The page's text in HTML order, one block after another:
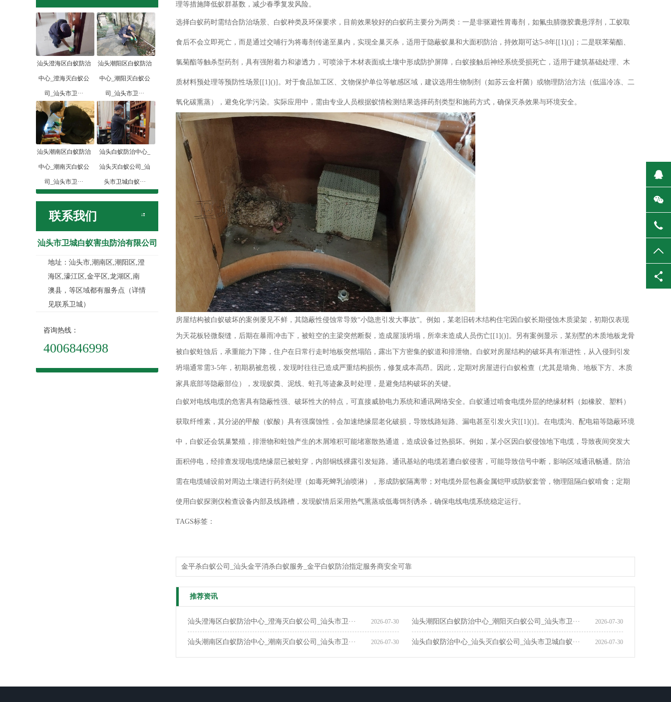
汕头澄海区白蚁防治
中心_澄海灭白蚁公
司_汕头市卫···
汕头潮阳区白蚁防治
中心_潮阳灭白蚁公
司_汕头市卫···
汕头潮南区白蚁防治
中心_潮南灭白蚁公
司_汕头市卫···
汕头白蚁防治中心_
汕头灭白蚁公司_汕
头市卫城白蚁···
联系我们
汕头市卫城白蚁害虫防治有限公司
地址：汕头市,潮南区,潮阳区,澄
海区,濠江区,金平区,龙湖区,南
澳县，等区域都有服务点（详情
见联系卫城）
咨询热线：
4006846998
理等措施降低蚁群基数，减少春季复发风险。
选择白蚁药时需结合防治场景、白蚁种类及环保要求，目前效果较好的白蚁药主要分为两类：一是非驱避性胃毒剂，如氟虫腈微胶囊悬浮剂，工蚁取
食后不会立即死亡，而是通过交哺行为将毒剂传递至巢内，实现全巢灭杀，适用于隐蔽蚁巢和大面积防治，持效期可达5-8年[[1]()]；二是联苯菊酯、
氯菊酯等触杀型药剂，具有强附着力和渗透力，可喷涂于木材表面或土壤中形成防护屏障，白蚁接触后神经系统受损死亡，适用于建筑基础处理、木
质材料预处理等预防性场景[[1]()]。对于食品加工区、文物保护单位等敏感区域，建议选用生物制剂（如苏云金杆菌）或物理防治方法（低温冷冻、二
氧化碳熏蒸），避免化学污染。实际应用中，需由专业人员根据蚁情检测结果选择药剂类型和施药方式，确保灭杀效果与环境安全。
房屋结构被白蚁破坏的案例屡见不鲜，其隐蔽性侵蚀常导致“小隐患引发大事故”。例如，某老旧砖木结构住宅因白蚁长期侵蚀木质梁架，初期仅表现
为天花板轻微裂缝，后期在暴雨冲击下，被蛀空的主梁突然断裂，造成屋顶坍塌，所幸未造成人员伤亡[[1]()]。另有案例显示，某别墅的木质地板龙骨
被白蚁蛀蚀后，承重能力下降，住户在日常行走时地板突然塌陷，露出下方密集的蚁道和排泄物。白蚁对房屋结构的破坏具有渐进性，从入侵到引发
坍塌通常需3-5年，初期易被忽视，发现时往往已造成严重结构损伤，修复成本高昂。因此，定期对房屋进行白蚁检查（尤其是墙角、地板下方、木质
家具底部等隐蔽部位），发现蚁粪、泥线、蛀孔等迹象及时处理，是避免结构破坏的关键。
白蚁对电线电缆的危害具有隐蔽性强、破坏性大的特点，可直接威胁电力系统和通讯网络安全。白蚁通过啃食电缆外层的绝缘材料（如橡胶、塑料）
获取纤维素，其分泌的甲酸（蚁酸）具有强腐蚀性，会加速绝缘层老化破损，导致线路短路、漏电甚至引发火灾[[1]()]。在电缆沟、配电箱等隐蔽环境
中，白蚁还会筑巢繁殖，排泄物和蛀蚀产生的木屑堆积可能堵塞散热通道，造成设备过热损坏。例如，某小区因白蚁侵蚀地下电缆，导致夜间突发大
面积停电，经排查发现电缆绝缘层已被蛀穿，内部铜线裸露引发短路。通讯基站的电缆若遭白蚁侵害，可能导致信号中断，影响区域通讯畅通。防治
需在电缆铺设前对周边土壤进行药剂处理（如毒死蜱乳油喷淋），形成防蚁隔离带；对电缆外层包裹金属铠甲或防蚁套管，物理阻隔白蚁啃食；定期
使用白蚁探测仪检查设备内部及线路槽，发现蚁情后采用热气熏蒸或低毒饵剂诱杀，确保电线电缆系统稳定运行。
TAGS标签：
金平杀白蚁公司_汕头金平消杀白蚁服务_金平白蚁防治指定服务商安全可靠
汕头龙湖区白蚁防治中心电话推荐_龙湖灭白蚁公司_汕头市卫城白蚁防治有限公司
推荐资讯
2026-07-30
汕头澄海区白蚁防治中心_澄海灭白蚁公司_汕头市卫··· 2026-07-30
汕头潮阳区白蚁防治中心_潮阳灭白蚁公司_汕头市卫···
2026-07-30
汕头潮南区白蚁防治中心_潮南灭白蚁公司_汕头市卫··· 2026-07-30
汕头白蚁防治中心_汕头灭白蚁公司_汕头市卫城白蚁···
在
微